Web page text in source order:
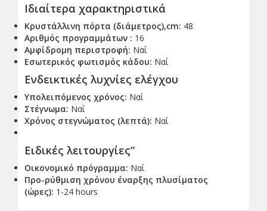
Ιδιαίτερα χαρακτηριστικά
Κρυστάλλινη πόρτα (διάμετρος),cm: 48
Αριθμός προγραμμάτων : 16
Αμφίδρομη περιστροφή: Ναί
Εσωτερικός φωτισμός κάδου: Ναί
Ενδεικτικές λυχνίες ελέγχου
Υπολειπόμενος χρόνος: Ναί
Στέγνωμα: Ναί
Χρόνος στεγνώματος (λεπτά): Ναί
Ειδικές λειτουργίες“
Οικονομικό πρόγραμμα: Ναί
Προ-ρύθμιση χρόνου έναρξης πλυσίματος
(ώρες): 1-24 hours